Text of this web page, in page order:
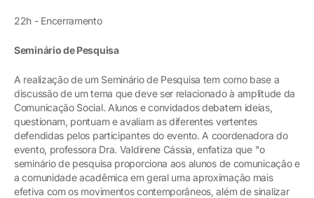
22h - Encerramento
Seminário de Pesquisa
A realização de um Seminário de Pesquisa tem como base a
discussão de um tema que deve ser relacionado à amplitude da
Comunicação Social. Alunos e convidados debatem ideias,
questionam, pontuam e avaliam as diferentes vertentes
defendidas pelos participantes do evento. A coordenadora do
evento, professora Dra. Valdirene Cássia, enfatiza que "o
seminário de pesquisa proporciona aos alunos de comunicação e
a comunidade acadêmica em geral uma aproximação mais
efetiva com os movimentos contemporâneos, além de sinalizar